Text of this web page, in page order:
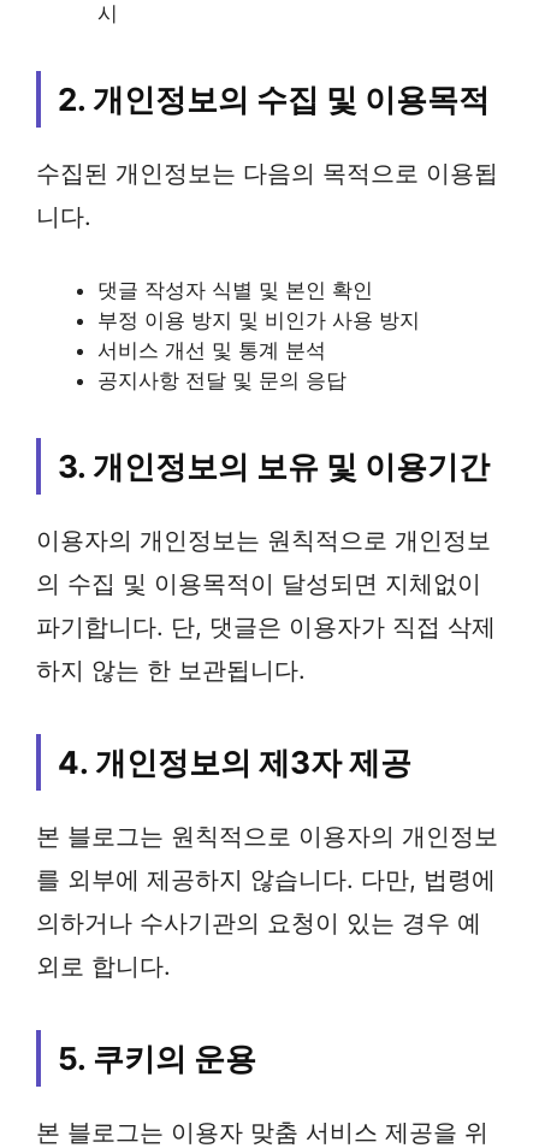
시
2. 개인정보의 수집 및 이용목적
수집된 개인정보는 다음의 목적으로 이용됩
니다.
댓글 작성자 식별 및 본인 확인
부정 이용 방지 및 비인가 사용 방지
서비스 개선 및 통계 분석
공지사항 전달 및 문의 응답
3. 개인정보의 보유 및 이용기간
이용자의 개인정보는 원칙적으로 개인정보
의 수집 및 이용목적이 달성되면 지체없이
파기합니다. 단, 댓글은 이용자가 직접 삭제
하지 않는 한 보관됩니다.
4. 개인정보의 제3자 제공
본 블로그는 원칙적으로 이용자의 개인정보
를 외부에 제공하지 않습니다. 다만, 법령에
의하거나 수사기관의 요청이 있는 경우 예
외로 합니다.
5. 쿠키의 운용
본 블로그는 이용자 맞춤 서비스 제공을 위